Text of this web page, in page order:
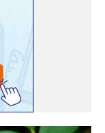
срезать
лаванда
символ
в посадочную
В первый год
силы куста
второго года
Бойко,
новости здесь